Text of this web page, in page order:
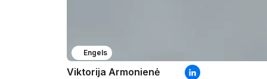
Engels
Viktorija Armonienė